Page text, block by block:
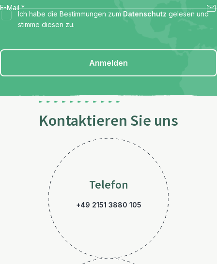
E-Mail *
Ich habe die Bestimmungen zum Datenschutz gelesen und
stimme diesen zu.
Anmelden
Kontaktieren Sie uns
Telefon
+49 2151 3880 105